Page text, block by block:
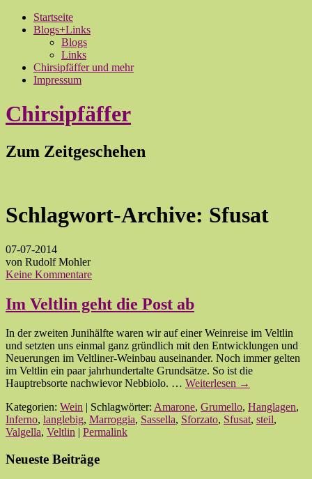
Startseite
Blogs+Links
Blogs
Links
Chirsipfäffer und mehr
Impressum
Chirsipfäffer
Zum Zeitgeschehen
Schlagwort-Archive: Sfusat
07-07-2014
von Rudolf Mohler
Keine Kommentare
Im Veltlin geht die Post ab
In der zweiten Junihälfte waren wir auf einer Weinreise im Veltlin
und setzten uns einmal ganz gründlich mit den Entwicklungen und
Neuerungen im Veltliner-Weinbau auseinander. Noch immer gelten
im Veltlin ein paar jahrhundertalte Grundsätze. So ist die
Hauptrebsorte nachwievor Nebbiolo. … Weiterlesen →
Kategorien: Wein | Schlagwörter: Amarone, Grumello, Hanglagen,
Inferno, langlebig, Marroggia, Sassella, Sforzato, Sfusat, steil,
Valgella, Veltlin Permalink
Neueste Beiträge